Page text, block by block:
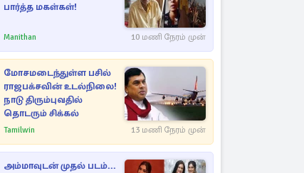
பார்த்த மகள்கள்!
Manithan 10 மணி நேரம் முன்
மோசமடைந்துள்ள பசில்
ராஜபக்சவின் உடல்நிலை!
நாடு திரும்புவதில்
தொடரும் சிக்கல்
Tamilwin 13 மணி நேரம் முன்
அம்மாவுடன் முதல் படம்...